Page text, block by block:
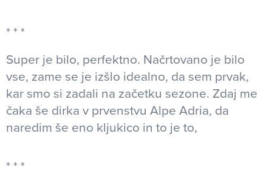
Super je bilo, perfektno. Načrtovano je bilo
vse, zame se je izšlo idealno, da sem prvak,
kar smo si zadali na začetku sezone. Zdaj me
čaka še dirka v prvenstvu Alpe Adria, da
naredim še eno kljukico in to je to,